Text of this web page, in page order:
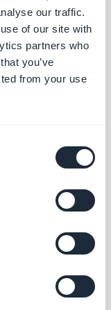
our traffic.
of our site with
partners who
you’ve
from your use
la presenza
dedicata